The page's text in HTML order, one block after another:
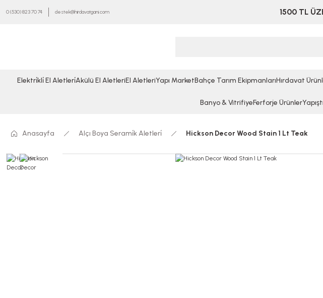
0 (530) 823 70 74 destek@hirdavatgani.com 1500 TL
Elektri̇kli̇ El Aletleri̇Akülü El AletleriEl AletleriYapı MarketBahçe Tarım EkipmanlarıHırdavat
Banyo & VitrifiyeFerforje Ürünler
Anasayfa Alçı Boya Serami̇k Aletleri̇ Hickson Decor Wood Stain 1 Lt Teak